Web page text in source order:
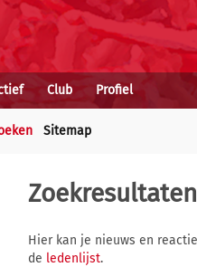
Club Profiel
Sitemap
Zoekresultaten
Hier kan je nieuws en
de ledenlijst.